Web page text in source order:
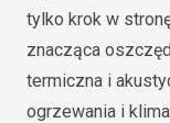
tylko krok w
znacząca
termiczna i
ogrzewania i